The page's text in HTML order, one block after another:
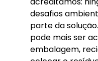
desafios
parte da
pode mais ser
embalagem,